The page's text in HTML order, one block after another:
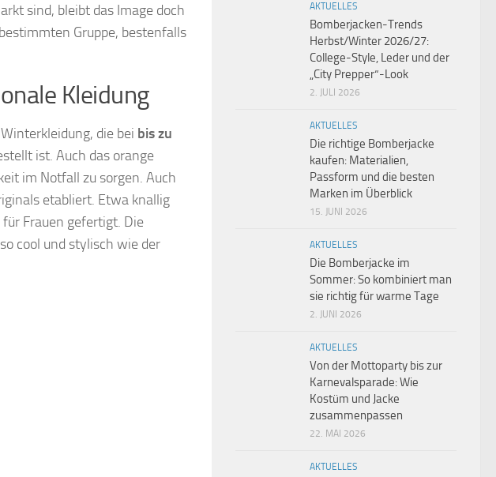
sind, bleibt das Image doch
Gruppe, bestenfalls
Kleidung
die bei bis zu
ist. Auch das orange
im Notfall zu sorgen. Auch
etabliert. Etwa knallig
Frauen gefertigt. Die
cool und stylisch wie der
AKTUELLES
Bomberjacken-Trends
Herbst/Winter 2026/27:
College-Style, Leder und der
„City Prepper“-Look
2. JULI 2026
AKTUELLES
Die richtige Bomberjacke
kaufen: Materialien,
Passform und die besten
Marken im Überblick
15. JUNI 2026
AKTUELLES
Die Bomberjacke im
Sommer: So kombiniert man
sie richtig für warme Tage
2. JUNI 2026
AKTUELLES
Von der Mottoparty bis zur
Karnevalsparade: Wie
Kostüm und Jacke
zusammenpassen
22. MAI 2026
AKTUELLES